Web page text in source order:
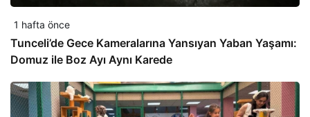
1 hafta önce
Tunceli’de Gece Kameralarına Yansıyan Yaban Yaşamı:
Domuz ile Boz Ayı Aynı Karede